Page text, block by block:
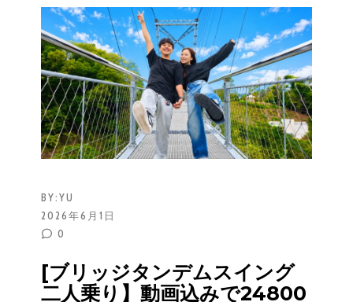
BY:YU
2026年6月1日
0
[ブリッジタンデムスイング
二人乗り】動画込みで24800